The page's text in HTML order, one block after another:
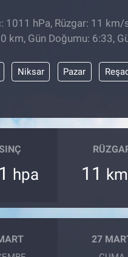
1011 hPa, Rüzgar: 11
km, Gün Doğumu: 6:33,
Niksar Pazar
hpa 11
27